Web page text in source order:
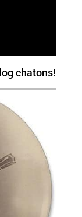
chatons!